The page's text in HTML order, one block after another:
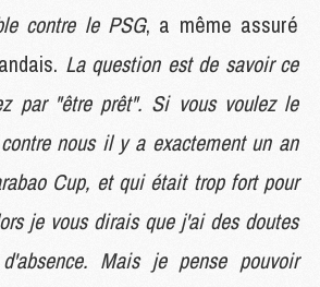
contre le PSG, a même assuré
La question est de savoir ce
par "être prêt". Si vous voulez le
nous il y a exactement un an
Cup, et qui était trop fort pour
je vous dirais que j'ai des doutes
Mais je pense pouvoir